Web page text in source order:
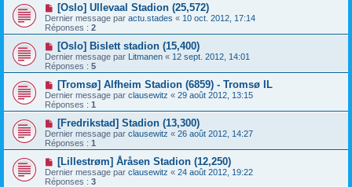
[Oslo] Ullevaal Stadion (25,572)
Dernier message par actu.stades « 10 oct. 2012, 17:14
Réponses : 2
[Oslo] Bislett stadion (15,400)
Dernier message par Litmanen « 12 sept. 2012, 14:01
Réponses : 5
[Tromsø] Alfheim Stadion (6859) - Tromsø IL
Dernier message par clausewitz « 29 août 2012, 13:15
Réponses : 1
[Fredrikstad] Stadion (13,300)
Dernier message par clausewitz « 26 août 2012, 14:27
Réponses : 1
[Lillestrøm] Åråsen Stadion (12,250)
Dernier message par clausewitz « 24 août 2012, 19:22
Réponses : 3